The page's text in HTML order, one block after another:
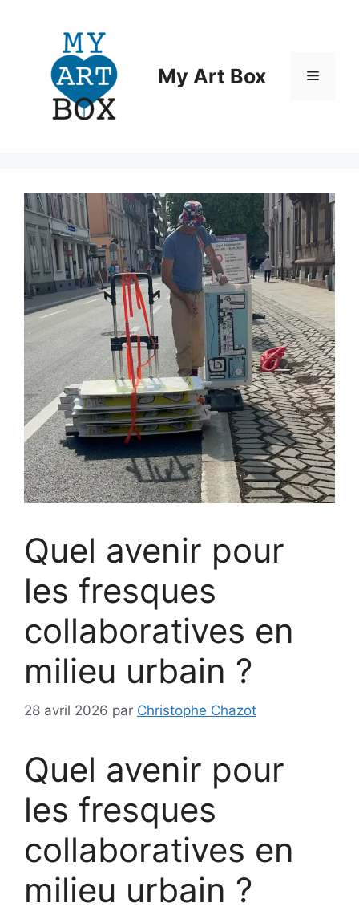
My Art Box Menu
Quel avenir pour
les fresques
collaboratives en
milieu urbain ?
28 avril 2026 par Christophe Chazot
Quel avenir pour
les fresques
collaboratives en
milieu urbain ?